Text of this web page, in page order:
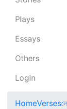
Plays
Essays
Others
Login
HomeVerses